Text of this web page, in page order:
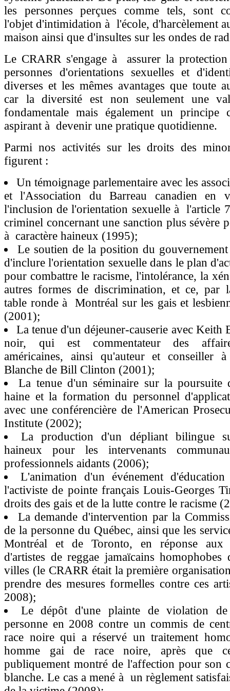
les personnes perçues comme tels, sont
l'objet d'intimidation à l'école, d'harcèlement
maison ainsi que d'insultes sur les ondes de
Le CRARR s'engage à assurer la protection
personnes d'orientations sexuelles et
diverses et les mêmes avantages que toute
car la diversité est non seulement une
fondamentale mais également un principe
aspirant à devenir une pratique quotidienne.
Parmi nos activités sur les droits des
figurent :
Un témoignage parlementaire avec les
et l'Association du Barreau canadien en
l'inclusion de l'orientation sexuelle à l'article
criminel concernant une sanction plus sévère
à caractère haineux (1995);
Le soutien de la position du
d'inclure l'orientation sexuelle dans le plan
pour combattre le racisme, l'intolérance, la
autres formes de discrimination, et ce, par
table ronde à Montréal sur les gais et
(2001);
La tenue d'un déjeuner-causerie avec Keith
noir, qui est commentateur des
américaines, ainsi qu'auteur et
Blanche de Bill Clinton (2001);
La tenue d'un séminaire sur la poursuite
haine et la formation du personnel
avec une conférencière de l'American
Institute (2002);
La production d'un dépliant bilingue
haineux pour les intervenants
professionnels aidants (2006);
L'animation d'un événement
l'activiste de pointe français Louis-Georges
droits des gais et de la lutte contre le racisme
La demande d'intervention par la
de la personne du Québec, ainsi que les
Montréal et de Toronto, en réponse aux
d'artistes de reggae jamaïcains homophobes
villes (le CRARR était la première
prendre des mesures formelles contre ces
2008);
Le dépôt d'une plainte de violation
personne en 2008 contre un commis de
race noire qui a réservé un traitement
homme gai de race noire, après que
publiquement montré de l'affection pour son
blanche. Le cas a mené à un règlement